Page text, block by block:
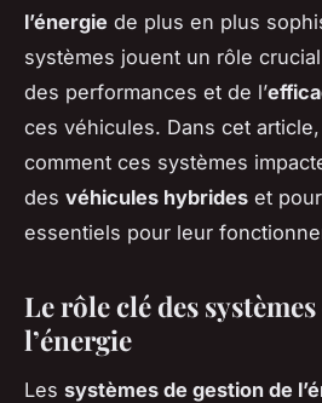
l’énergie de plus en plus
systèmes jouent un rôle
des performances et de l’
ces véhicules. Dans cet
comment ces systèmes
des véhicules hybrides et
essentiels pour leur
Le rôle clé des
l’énergie
Les systèmes de gestion de